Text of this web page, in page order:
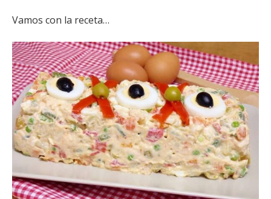
Vamos con la receta…